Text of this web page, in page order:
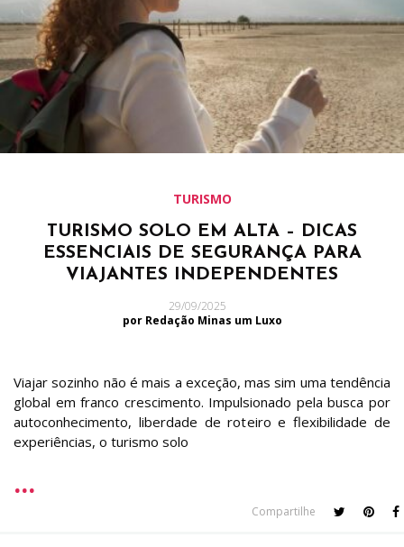
TURISMO
TURISMO SOLO EM ALTA – DICAS
ESSENCIAIS DE SEGURANÇA PARA
VIAJANTES INDEPENDENTES
29/09/2025
por Redação Minas um Luxo
Viajar sozinho não é mais a exceção, mas sim uma tendência
global em franco crescimento. Impulsionado pela busca por
autoconhecimento, liberdade de roteiro e flexibilidade de
experiências, o turismo solo
Compartilhe